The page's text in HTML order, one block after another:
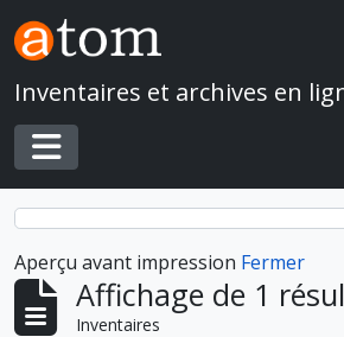
Skip to main content
Inventaires et archives en
Toggle navigation
Aperçu avant impression Fermer
Affichage de 1
Inventaires